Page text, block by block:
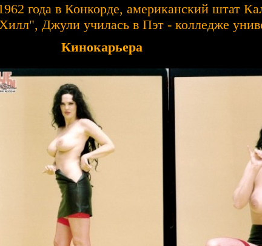
года в Конкорде, американский штат
Джули училась в Пэт - колледже
Кинокарьера